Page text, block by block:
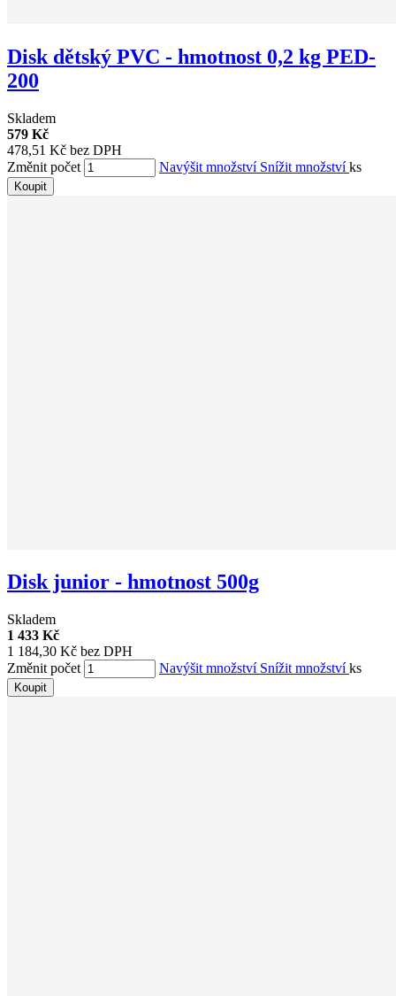
Disk dětský PVC - hmotnost 0,2 kg PED-
200
Skladem
579 Kč
478,51 Kč bez DPH
Změnit počet
Navýšit množství Snížit množstvíks
Koupit
Disk junior - hmotnost 500g
Skladem
1 433 Kč
1 184,30 Kč bez DPH
Změnit počet
Navýšit množství Snížit množstvíks
Koupit